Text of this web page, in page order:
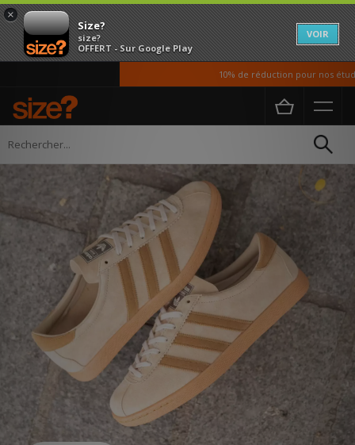
×
Size?
size?
OFFERT - Sur Google Play
VOIR
10% de réduction pour nos étudiants